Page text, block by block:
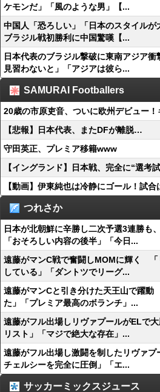
ケモンだ」「風のような男」【...
中国人「恐ろしい」「日本のスタイル
ブラジル戦初勝利に中国驚嘆【...
日本代表のブラジル撃破に東南アジア
見習わないと」「アジアは彼ら...
SAMURAI Footballers
20歳の市原吏音、ついに欧州デビュー
【悲報】日本代表、またDFが離脱…
守田英正、プレミア移籍www
【イングランド】日本戦、完全に“選考
【動画】伊東純也は冷静にゴール！試
つれさか
日本が北朝鮮に辛勝し二次予選3連勝も
「おそろしい内容の後半」「今日...
遠藤がマンC戦で奮闘しMOMに輝く 「
している」「ダントツでリーグ...
遠藤がマンCと引き分けた天王山で躍
た」「プレミア最高のボランチ」...
遠藤がフル出場しリヴァプールがELで
リスト」「マジで絶大な存在」...
遠藤がフル出場し激闘を制したリヴァ
チェルシーを完全に圧倒」「エ...
サッカーミックスジュース